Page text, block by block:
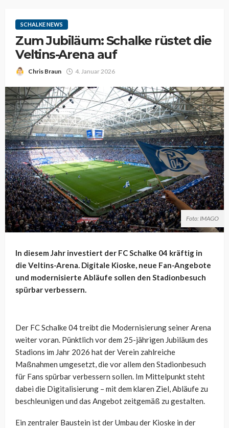
SCHALKE NEWS
Zum Jubiläum: Schalke rüstet die
Veltins-Arena auf
Chris Braun 4. Januar 2026
Foto: IMAGO
In diesem Jahr investiert der FC Schalke 04 kräftig in
die Veltins-Arena. Digitale Kioske, neue Fan-Angebote
und modernisierte Abläufe sollen den Stadionbesuch
spürbar verbessern.
Der FC Schalke 04 treibt die Modernisierung seiner Arena
weiter voran. Pünktlich vor dem 25-jährigen Jubiläum des
Stadions im Jahr 2026 hat der Verein zahlreiche
Maßnahmen umgesetzt, die vor allem den Stadionbesuch
für Fans spürbar verbessern sollen. Im Mittelpunkt steht
dabei die Digitalisierung – mit dem klaren Ziel, Abläufe zu
beschleunigen und das Angebot zeitgemäß zu gestalten.
Ein zentraler Baustein ist der Umbau der Kioske in der